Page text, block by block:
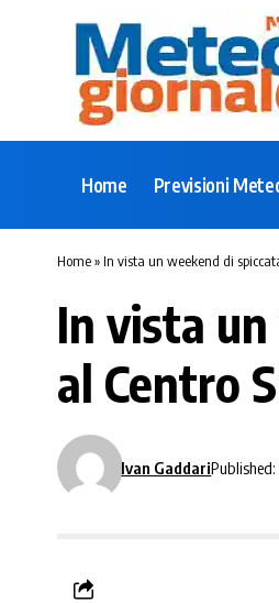
Home Previsioni
Home»In vista un weekend di
In vista
al Centro
Ivan Gaddari